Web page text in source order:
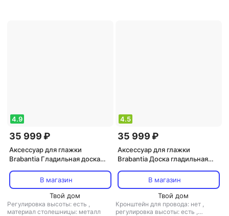
4.9
35 999 ₽
Аксессуар для глажки
Brabantia Гладильная доска
В магазин
Твой дом
Регулировка высоты: есть ,
материал столешницы: металл
4.5
35 999 ₽
Аксессуар для глажки
Brabantia Доска гладильная
В магазин
Твой дом
Кронштейн для провода: нет ,
регулировка высоты: есть ,